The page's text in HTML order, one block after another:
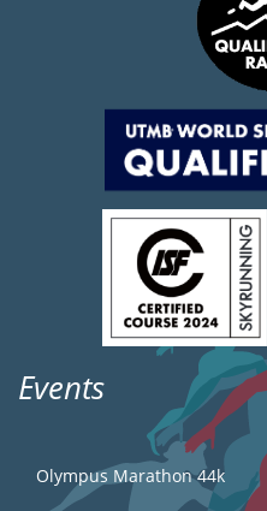
Events
Olympus Marathon 44k